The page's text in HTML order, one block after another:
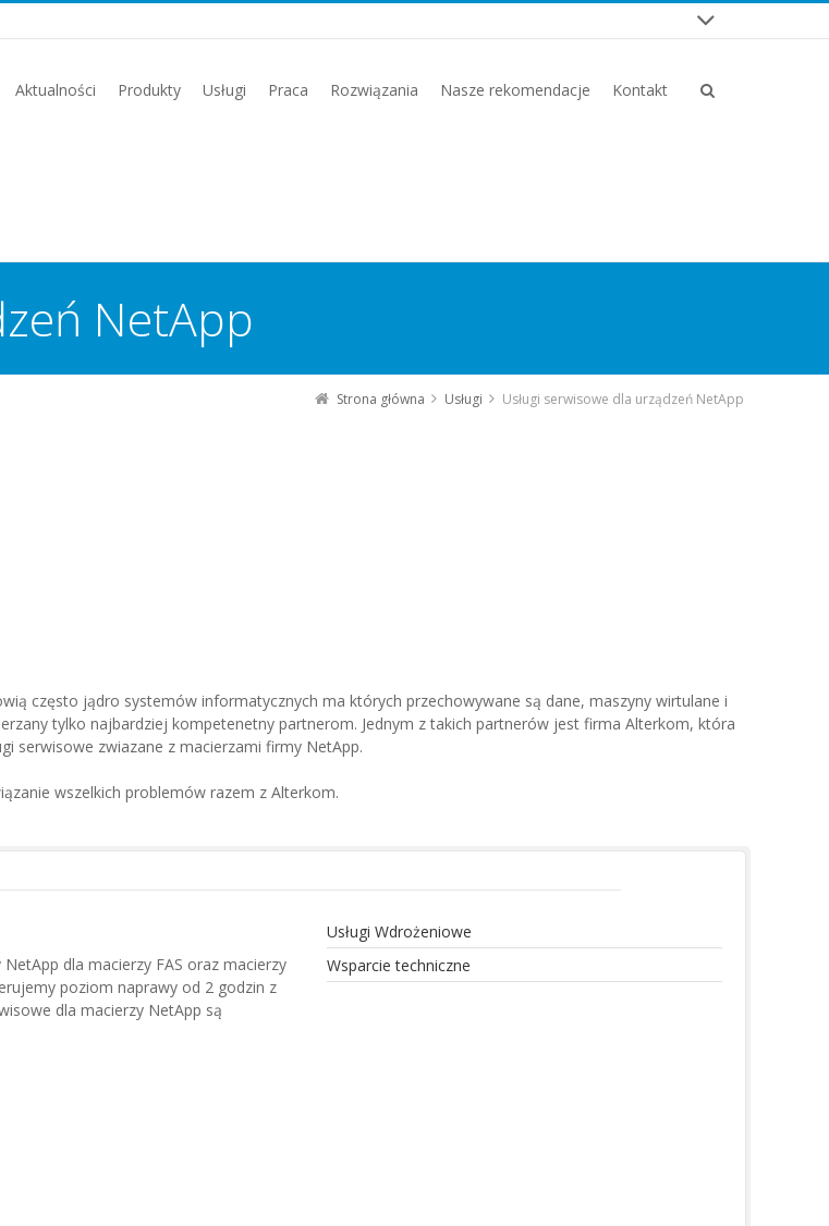
Aktualności Produkty Usługi Praca Rozwiązania Nasze rekomendacje Kontakt
NetApp
Strona główna Usługi Usługi serwisowe dla urządzeń NetApp
często jądro systemów informatycznych ma których przechowywane są dane, maszyny wirtulane i
tylko najbardziej kompetenetny partnerom. Jednym z takich partnerów jest firma Alterkom, która
serwisowe zwiazane z macierzami firmy NetApp.
wszelkich problemów razem z Alterkom.
dla macierzy FAS oraz macierzy
poziom naprawy od 2 godzin z
dla macierzy NetApp są
Usługi Wdrożeniowe
Wsparcie techniczne